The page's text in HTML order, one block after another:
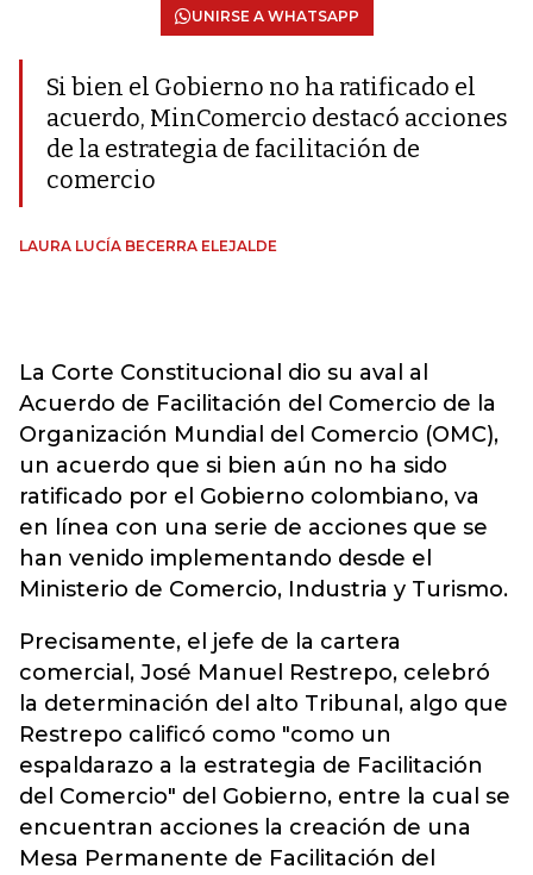
UNIRSE A WHATSAPP
Si bien el Gobierno no ha ratificado el
acuerdo, MinComercio destacó acciones
de la estrategia de facilitación de
comercio
LAURA LUCÍA BECERRA ELEJALDE
La Corte Constitucional dio su aval al
Acuerdo de Facilitación del Comercio de la
Organización Mundial del Comercio (OMC),
un acuerdo que si bien aún no ha sido
ratificado por el Gobierno colombiano, va
en línea con una serie de acciones que se
han venido implementando desde el
Ministerio de Comercio, Industria y Turismo.
Precisamente, el jefe de la cartera
comercial, José Manuel Restrepo, celebró
la determinación del alto Tribunal, algo que
Restrepo calificó como "como un
espaldarazo a la estrategia de Facilitación
del Comercio" del Gobierno, entre la cual se
encuentran acciones la creación de una
Mesa Permanente de Facilitación del